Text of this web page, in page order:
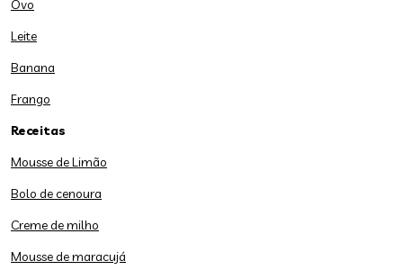
Ovo
Leite
Banana
Frango
Receitas
Mousse de Limão
Bolo de cenoura
Creme de milho
Mousse de maracujá